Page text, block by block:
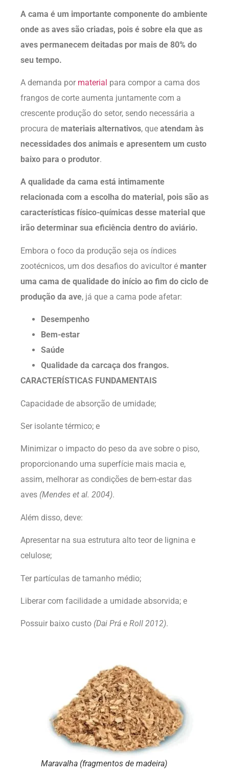
A cama é um importante componente do ambiente
onde as aves são criadas, pois é sobre ela que as
aves permanecem deitadas por mais de 80% do
seu tempo.
A demanda por material para compor a cama dos
frangos de corte aumenta juntamente com a
crescente produção do setor, sendo necessária a
procura de materiais alternativos, que atendam às
necessidades dos animais e apresentem um custo
baixo para o produtor.
A qualidade da cama está intimamente
relacionada com a escolha do material, pois são as
características físico-químicas desse material que
irão determinar sua eficiência dentro do aviário.
Embora o foco da produção seja os índices
zootécnicos, um dos desafios do avicultor é manter
uma cama de qualidade do início ao fim do ciclo de
produção da ave, já que a cama pode afetar:
Desempenho
Bem-estar
Saúde
Qualidade da carcaça dos frangos.
CARACTERÍSTICAS FUNDAMENTAIS
Capacidade de absorção de umidade;
Ser isolante térmico; e
Minimizar o impacto do peso da ave sobre o piso,
proporcionando uma superfície mais macia e,
assim, melhorar as condições de bem-estar das
aves (Mendes et al. 2004).
Além disso, deve:
Apresentar na sua estrutura alto teor de lignina e
celulose;
Ter partículas de tamanho médio;
Liberar com facilidade a umidade absorvida; e
Possuir baixo custo (Dai Prá e Roll 2012).
Maravalha (fragmentos de madeira)